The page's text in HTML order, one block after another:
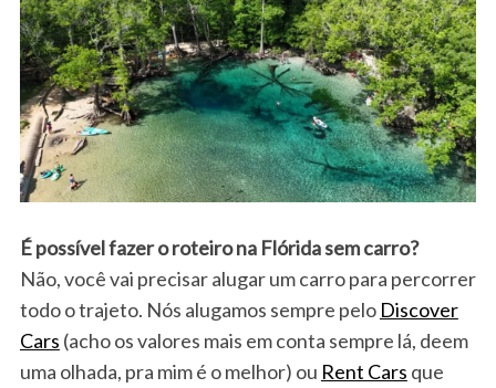
É possível fazer o roteiro na Flórida sem carro?
Não, você vai precisar alugar um carro para percorrer
todo o trajeto. Nós alugamos sempre pelo Discover
Cars (acho os valores mais em conta sempre lá, deem
uma olhada, pra mim é o melhor) ou Rent Cars que